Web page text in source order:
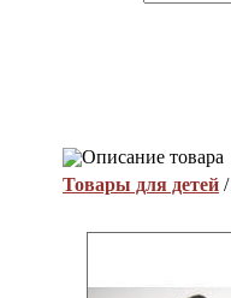
Описание товара
Товары для детей /